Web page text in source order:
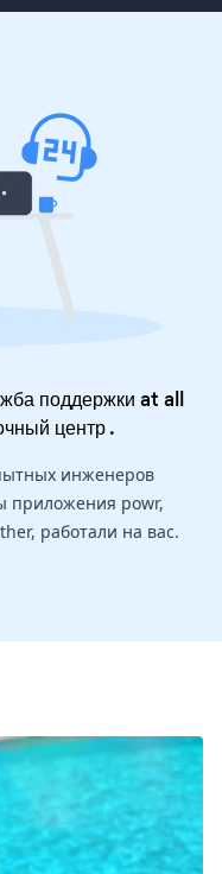
поддержки at all
центр.
инженеров
приложения powr,
работали на вас.